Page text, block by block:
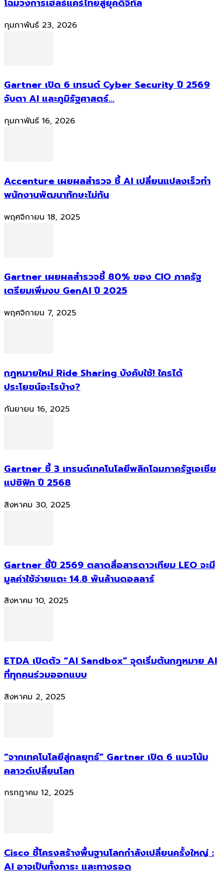
โฉมวงการเฮลธ์แคร์ไทยสู่ยุคดิจิทัล
กุมภาพันธ์ 23, 2026
Gartner เปิด 6 เทรนด์ Cyber Security ปี 2569
จับตา AI และภูมิรัฐศาสตร์...
กุมภาพันธ์ 16, 2026
Accenture เผยผลสำรวจ ชี้ AI เปลี่ยนแปลงเร็วทำ
พนักงานพัฒนาทักษะไม่ทัน
พฤศจิกายน 18, 2025
Gartner เผยผลสำรวจชี้ 80% ของ CIO ภาครัฐ
เตรียมเพิ่มงบ GenAI ปี 2025
พฤศจิกายน 7, 2025
กฎหมายใหม่ Ride Sharing บังคับใช้! ใครได้
ประโยชน์อะไรบ้าง?
กันยายน 16, 2025
Gartner ชี้ 3 เทรนด์เทคโนโลยีพลิกโฉมภาครัฐเอเชีย
แปซิฟิก ปี 2568
สิงหาคม 30, 2025
Gartner ชี้ปี 2569 ตลาดสื่อสารดาวเทียม LEO จะมี
มูลค่าใช้จ่ายแตะ 14.8 พันล้านดอลลาร์
สิงหาคม 10, 2025
ETDA เปิดตัว “AI Sandbox” จุดเริ่มต้นกฎหมาย AI
ที่ทุกคนร่วมออกแบบ
สิงหาคม 2, 2025
“จากเทคโนโลยีสู่กลยุทธ์” Gartner เปิด 6 แนวโน้ม
คลาวด์เปลี่ยนโลก
กรกฎาคม 12, 2025
Cisco ชี้โครงสร้างพื้นฐานโลกกำลังเปลี่ยนครั้งใหญ่ :
AI อาจเป็นทั้งภาระ และทางรอด